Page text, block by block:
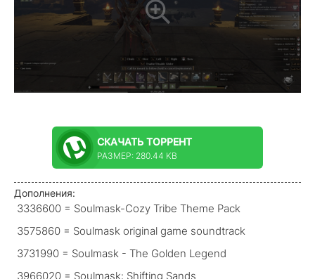
СКАЧАТЬ ТОРРЕНТ
РАЗМЕР: 280.44 KB
Дополнения:
3336600 = Soulmask-Cozy Tribe Theme Pack
3575860 = Soulmask original game soundtrack
3731990 = Soulmask - The Golden Legend
3966020 = Soulmask: Shifting Sands